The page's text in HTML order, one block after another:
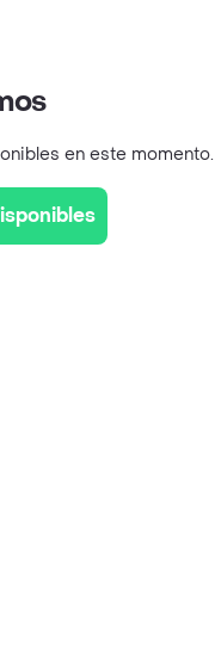
en este momento.